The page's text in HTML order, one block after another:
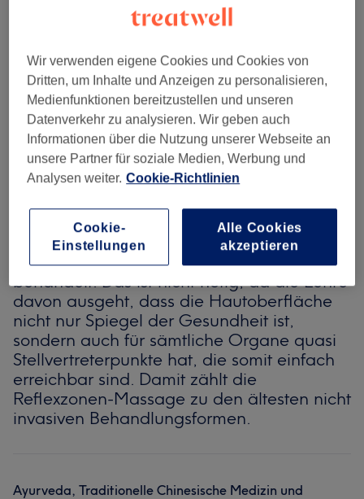
Manche sagen, man müsse nur daran
glauben, damit sie wirkt. Andere schwören
darauf, obwohl sie vor ihrer ersten
Behandlung nie daran geglaubt hätten.
Die Reflexzonen-Massage scheidet die
Geister. Dabei lässt sie sich in mehreren
traditionellen Behandlungsriten teilweise
zurückverfolgen. Vergleichbar mit der
Akupunktur, werden von Schmerzen oder
Leiden betroffene Organe nicht direkt
behandelt. Das ist nicht nötig, da die Lehre
davon ausgeht, dass die Hautoberfläche
nicht nur Spiegel der Gesundheit ist,
sondern auch für sämtliche Organe quasi
Stellvertreterpunkte hat, die somit einfach
erreichbar sind. Damit zählt die
Reflexzonen-Massage zu den ältesten nicht
invasiven Behandlungsformen.
Ayurveda, Traditionelle Chinesische Medizin und
Wir verwenden eigene Cookies und Cookies von
Dritten, um Inhalte und Anzeigen zu personalisieren,
Medienfunktionen bereitzustellen und unseren
Datenverkehr zu analysieren. Wir geben auch
Informationen über die Nutzung unserer Webseite an
unsere Partner für soziale Medien, Werbung und
Analysen weiter. Cookie-Richtlinien
Alle Cookies
akzeptieren
Cookie-
Einstellungen